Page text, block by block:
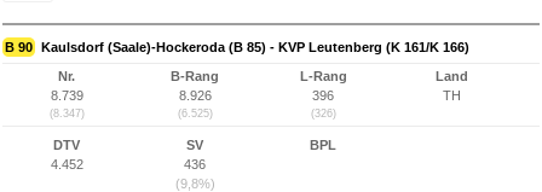
B 90 Kaulsdorf (Saale)-Hockeroda (B 85) - KVP Leutenberg (K 161/K 166)
Nr.
8.739
(8.347)
B-Rang
8.926
(6.525)
L-Rang
396
(326)
Land
TH
DTV
4.452
SV
436
(9,8%)
BPL